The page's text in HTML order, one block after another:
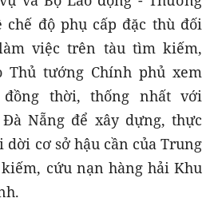
độ phụ cấp đặc thù đối
việc trên tàu tìm kiếm,
Thủ tướng Chính phủ xem
thời, thống nhất với
Nẵng để xây dựng, thực
cơ sở hậu cần của Trung
cứu nạn hàng hải Khu